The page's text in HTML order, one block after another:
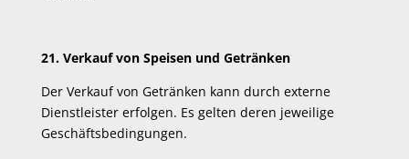
21. Verkauf von Speisen und Getränken
Der Verkauf von Getränken kann durch externe
Dienstleister erfolgen. Es gelten deren jeweilige
Geschäftsbedingungen.